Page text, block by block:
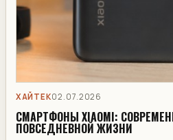
ХАЙТЕК02.07.2026
СМАРТФОНЫ XIAOMI:
ПОВСЕДНЕВНОЙ ЖИЗНИ